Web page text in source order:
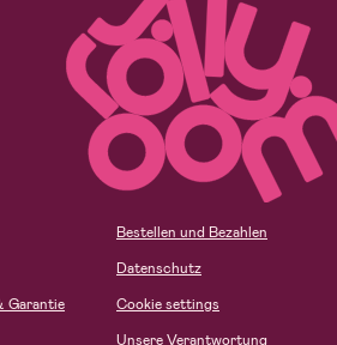
Garantie
Bestellen und Bezahlen
Datenschutz
Cookie settings
Unsere Verantwortung